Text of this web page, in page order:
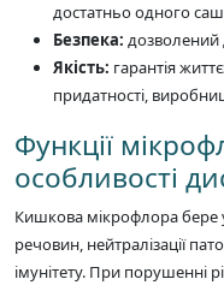
достатньо одного
Безпека: дозволений
Якість: гарантія
придатності,
Функції
особливості
Кишкова мікрофлора бере
речовин, нейтралізації
імунітету. При порушенні